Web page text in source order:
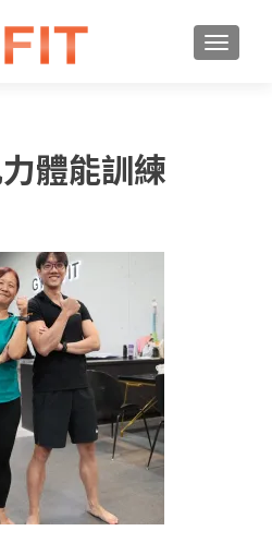
體能訓練